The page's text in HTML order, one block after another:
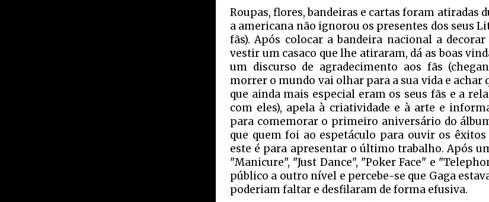
Roupas, flores, bandeiras e cartas foram atiradas
a americana não ignorou os presentes dos seus
fãs). Após colocar a bandeira nacional a
vestir um casaco que lhe atiraram, dá as boas
um discurso de agradecimento aos fãs
morrer o mundo vai olhar para a sua vida e achar
que ainda mais especial eram os seus fãs e a
com eles), apela à criatividade e à arte e
para comemorar o primeiro aniversário do
que quem foi ao espetáculo para ouvir os
este é para apresentar o último trabalho. Após
"Manicure", "Just Dance", "Poker Face" e
público a outro nível e percebe-se que Gaga
poderiam faltar e desfilaram de forma efusiva.